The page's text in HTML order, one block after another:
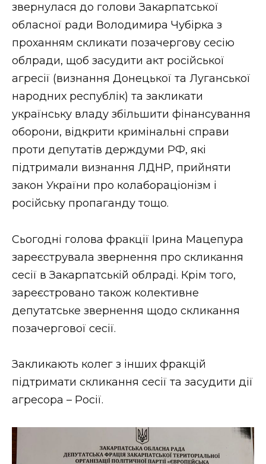
ЗАКАРПАТСЬКІ НОВИНИ
НОВИНИ ЗАХІДНОЇ УКРАЇНИ
ФОТО
ВІДЕО
звернулася до голови Закарпатської
обласної ради Володимира Чубірка з
проханням скликати позачергову сесію
облради, щоб засудити акт російської
агресії (визнання Донецької та Луганської
народних республік) та закликати
українську владу збільшити фінансування
оборони, відкрити кримінальні справи
проти депутатів держдуми РФ, які
підтримали визнання ЛДНР, прийняти
закон України про колабораціонізм і
російську пропаганду тощо.
Сьогодні голова фракції Ірина Мацепура
зареєструвала звернення про скликання
сесії в Закарпатській облраді. Крім того,
зареєстровано також колективне
депутатське звернення щодо скликання
позачергової сесії.
Закликають колег з інших фракцій
підтримати скликання сесії та засудити дії
агресора – Росії.